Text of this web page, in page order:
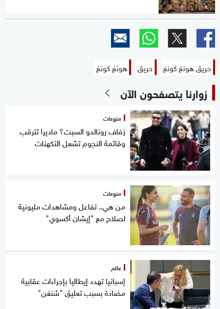
حريق هونغ كونغ حريق هونغ كونغ
زوارنا يتصفحون الآن
منوعات
زفاف رونالدو السبت؟ ماديرا تترقب
وقائمة النجوم تشعل التكهنات
منوعات
من هي.. تفاعل ومشاهدات مليونية
لصلاح مع "إيشان أكسوي"
عالم
إسبانيا تهدد إيطاليا بإجراءات عقابية
مضادة بسبب تعليق "شنغن"